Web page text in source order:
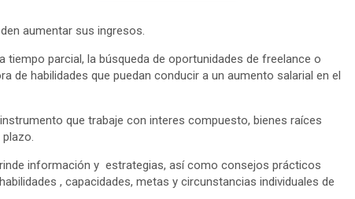
aumentar sus ingresos.
tiempo parcial, la búsqueda de oportunidades de freelance o
de habilidades que puedan conducir a un aumento salarial en el
que trabaje con interes compuesto, bienes raíces
información y estrategias, así como consejos prácticos
, capacidades, metas y circunstancias individuales de